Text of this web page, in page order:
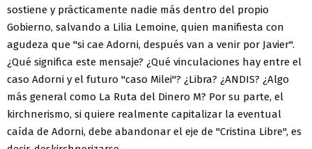
sostiene y prácticamente nadie más dentro del propio
Gobierno, salvando a Lilia Lemoine, quien manifiesta con
agudeza que "si cae Adorni, después van a venir por Javier".
¿Qué significa este mensaje? ¿Qué vinculaciones hay entre el
caso Adorni y el futuro "caso Milei"? ¿Libra? ¿ANDIS? ¿Algo
más general como La Ruta del Dinero M? Por su parte, el
kirchnerismo, si quiere realmente capitalizar la eventual
caída de Adorni, debe abandonar el eje de "Cristina Libre", es